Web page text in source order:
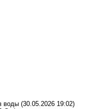
воды (30.05.2026 19:02)